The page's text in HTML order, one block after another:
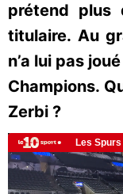
prétend plus
titulaire. Au
n’a lui pas
Champions.
Zerbi ?